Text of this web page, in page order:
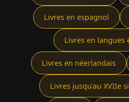
Livres en espagnol
Livres en langues
Livres en néerlandais
Livres jusqu'au XVIIe